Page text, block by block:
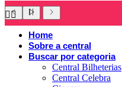
Home
Sobre a central
Buscar por categoria
Central Bilheterias
Central Celebra